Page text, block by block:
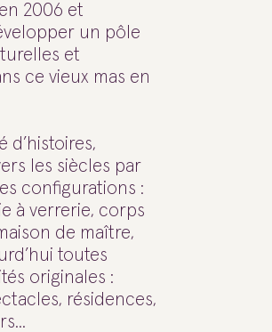
2006 et
un pôle
et
ce vieux mas en
d’histoires,
les siècles par
configurations :
à verrerie, corps
de maître,
toutes
originales :
résidences,